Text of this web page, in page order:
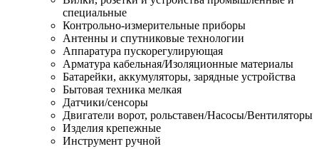
специальные
Контрольно-измерительные приборы
Антенны и спутниковые технологии
Аппаратура пускорегулирующая
Арматура кабельная/Изоляционные материалы
Батарейки, аккумуляторы, зарядные устройства
Бытовая техника мелкая
Датчики/сенсоры
Двигатели ворот, рольставен/Насосы/Вентиляторы
Изделия крепежные
Инструмент ручной